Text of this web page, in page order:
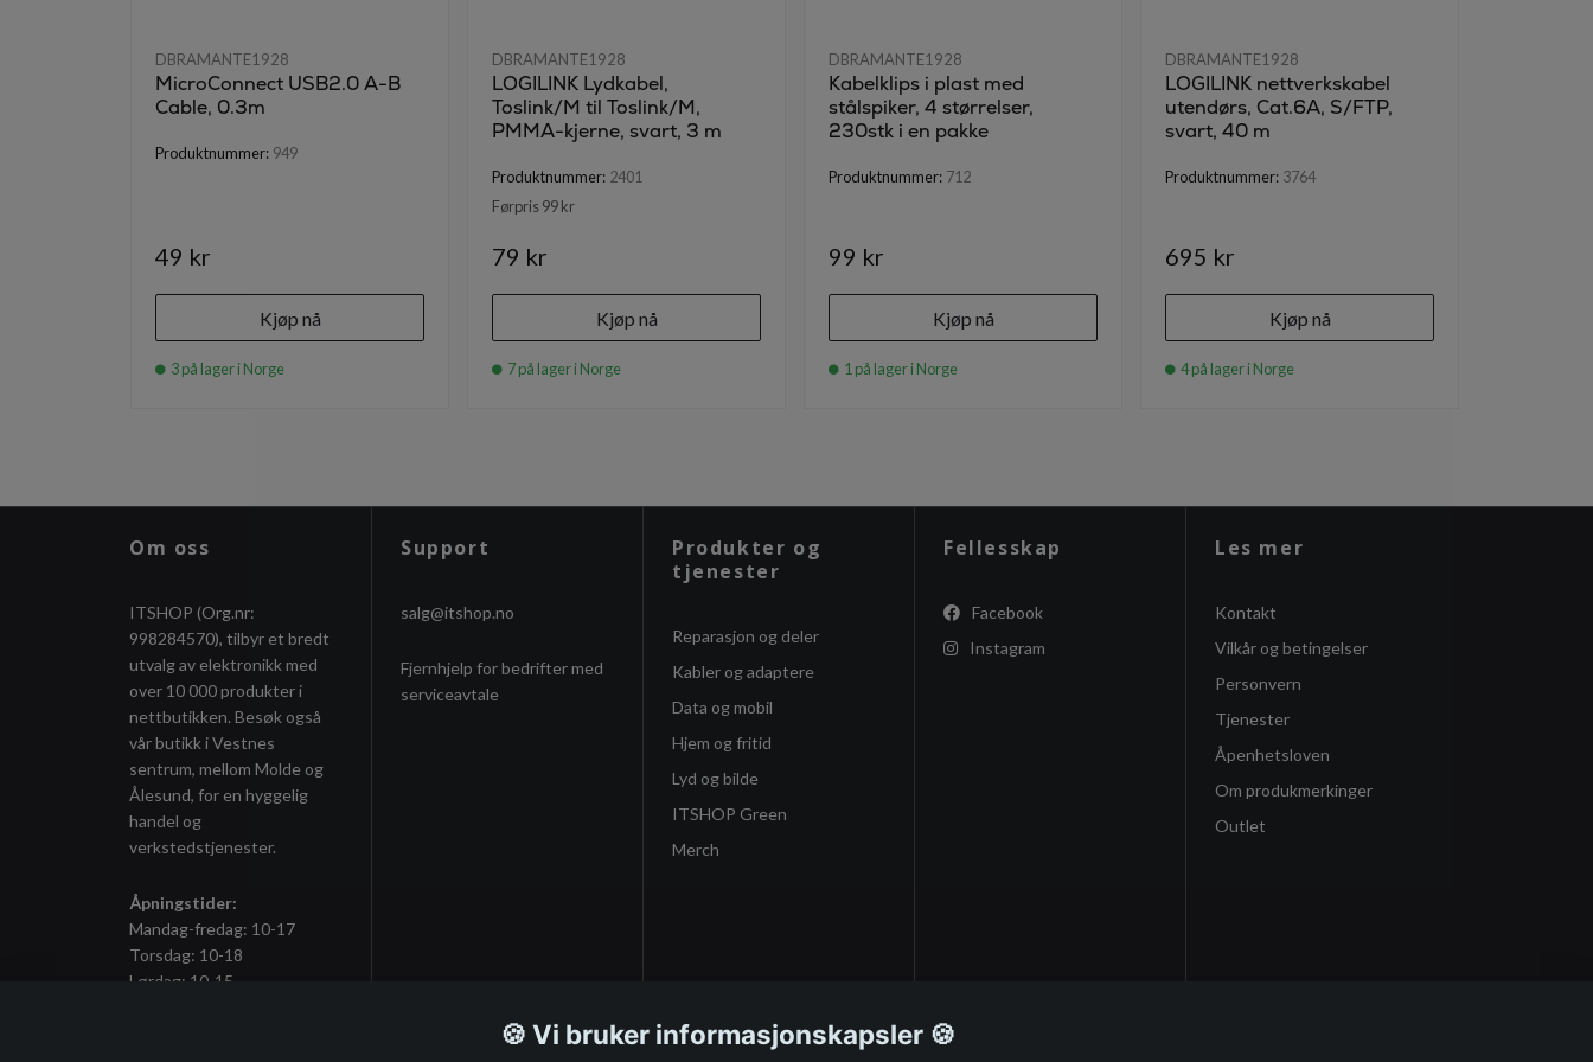
DBRAMANTE1928
MicroConnect USB2.0 A-B
Cable, 0.3m
Produktnummer: 949
49 kr
Kjøp nå
3 på lager i Norge
DBRAMANTE1928
LOGILINK Lydkabel,
Toslink/M til Toslink/M,
PMMA-kjerne, svart, 3 m
Produktnummer: 2401
Førpris 99 kr
79 kr
Kjøp nå
7 på lager i Norge
DBRAMANTE1928
Kabelklips i plast med
stålspiker, 4 størrelser,
230stk i en pakke
Produktnummer: 712
99 kr
Kjøp nå
1 på lager i Norge
DBRAMANTE1928
LOGILINK nettverkskabel
utendørs, Cat.6A, S/FTP,
svart, 40 m
Produktnummer: 3764
695 kr
Kjøp nå
4 på lager i Norge
Om oss
ITSHOP (Org.nr:
998284570), tilbyr et bredt
utvalg av elektronikk med
over 10 000 produkter i
nettbutikken. Besøk også
vår butikk i Vestnes
sentrum, mellom Molde og
Ålesund, for en hyggelig
handel og
verkstedstjenester.
Åpningstider:
Mandag-fredag: 10-17
Torsdag: 10-18
Lørdag: 10-15
Support
salg@itshop.no
Fjernhjelp for bedrifter med
serviceavtale
Produkter og
tjenester
Reparasjon og deler
Kabler og adaptere
Data og mobil
Hjem og fritid
Lyd og bilde
ITSHOP Green
Merch
Fellesskap
Facebook
Instagram
Les mer
Kontakt
Vilkår og betingelser
Personvern
Tjenester
Åpenhetsloven
Om produkmerkinger
Outlet
🍪 Vi bruker informasjonskapsler 🍪